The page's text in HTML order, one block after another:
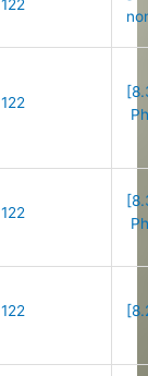
122
122
122
122